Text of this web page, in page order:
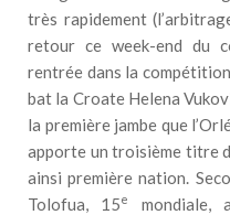
très rapidement
retour ce week-end du
rentrée dans la
bat la Croate Helena
la première jambe que
apporte un troisième titre
ainsi première nation.
Tolofua, 15e
mondiale,